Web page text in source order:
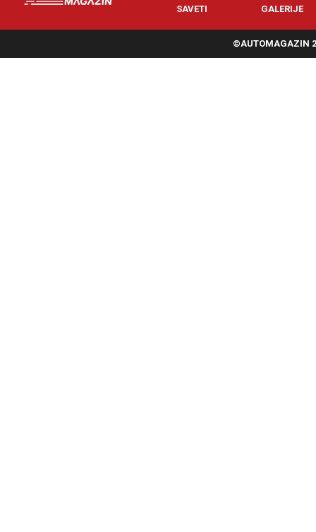
SAVETI GALERIJE
©AUTOMAGAZIN